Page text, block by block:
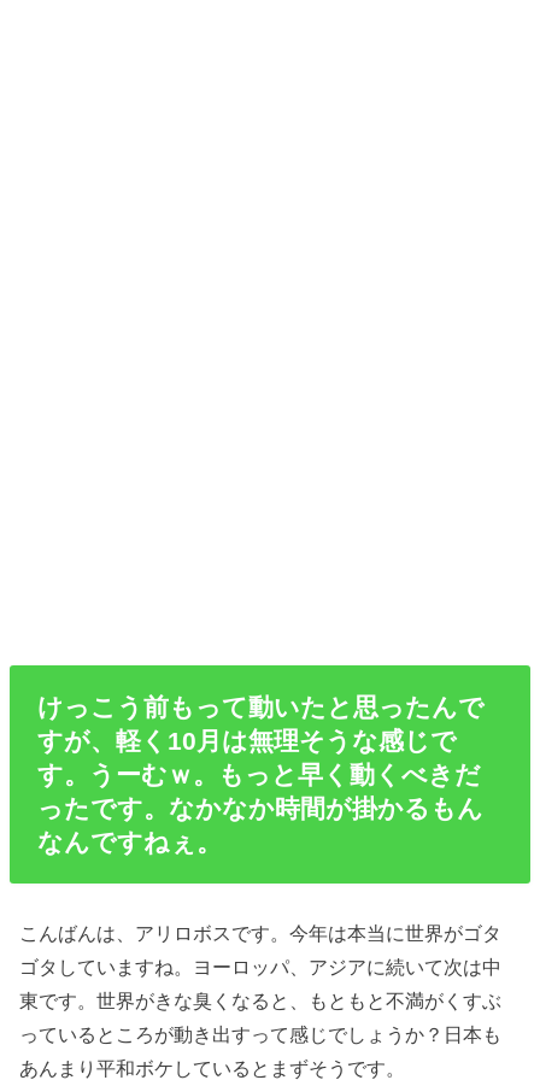
けっこう前もって動いたと思ったんで
すが、軽く10月は無理そうな感じで
す。うーむｗ。もっと早く動くべきだ
ったです。なかなか時間が掛かるもん
なんですねぇ。
こんばんは、アリロボスです。今年は本当に世界がゴタ
ゴタしていますね。ヨーロッパ、アジアに続いて次は中
東です。世界がきな臭くなると、もともと不満がくすぶ
っているところが動き出すって感じでしょうか？日本も
あんまり平和ボケしているとまずそうです。